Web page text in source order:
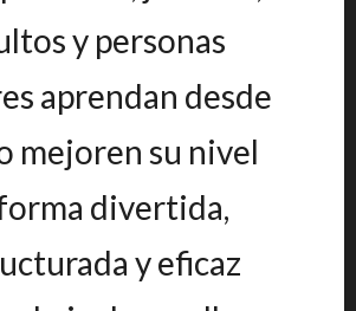
y personas
aprendan desde
mejoren su nivel
divertida,
y eficaz